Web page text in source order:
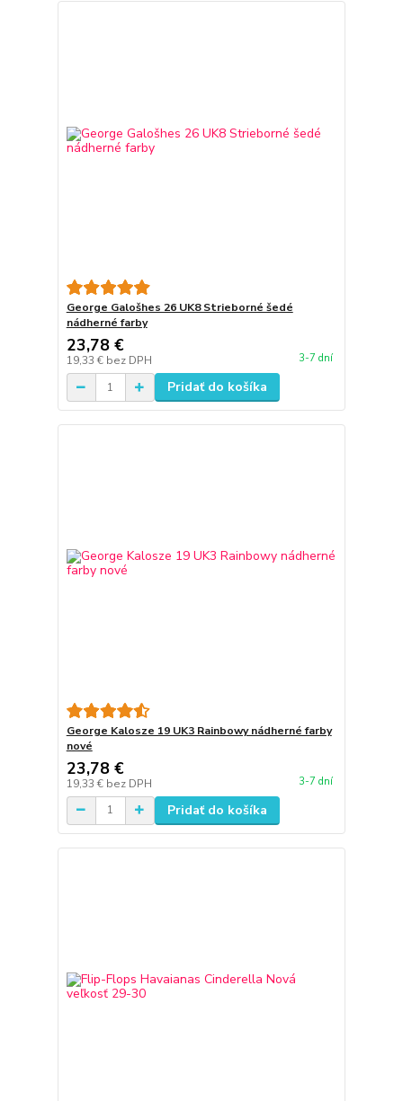
George Galošhes 26 UK8 Strieborné šedé
nádherné farby
23,78 €
19,33 € bez DPH 3-7 dní
Pridať do košíka
George Kalosze 19 UK3 Rainbowy nádherné farby
nové
23,78 €
19,33 € bez DPH 3-7 dní
Pridať do košíka